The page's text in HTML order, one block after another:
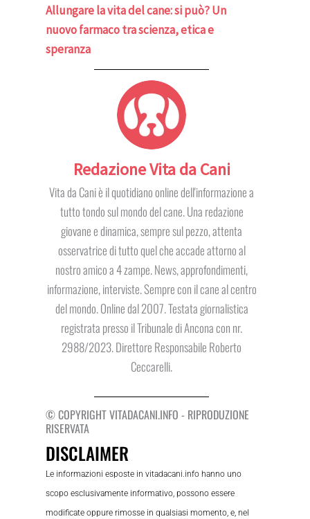
Allungare la vita del cane: si può? Un
nuovo farmaco tra scienza, etica e
speranza
Redazione Vita da Cani
Vita da Cani è il quotidiano online dell'informazione a
tutto tondo sul mondo del cane. Una redazione
giovane e dinamica, sempre sul pezzo, attenta
osservatrice di tutto quel che accade attorno al
nostro amico a 4 zampe. News, approfondimenti,
informazione, interviste. Sempre con il cane al centro
del mondo. Online dal 2007. Testata giornalistica
registrata presso il Tribunale di Ancona con nr.
2988/2023. Direttore Responsabile Roberto
Ceccarelli.
© COPYRIGHT VITADACANI.INFO - RIPRODUZIONE
RISERVATA
DISCLAIMER
Le informazioni esposte in vitadacani.info hanno uno
scopo esclusivamente informativo, possono essere
modificate oppure rimosse in qualsiasi momento, e, nel